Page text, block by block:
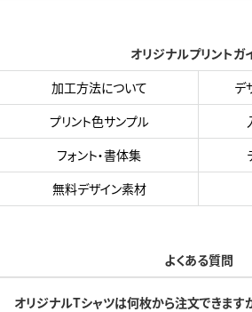
オリジナルプリントガ
加工方法について
デ
プリント色サンプル
フォント・書体集
無料デザイン素材
よくある質問
オリジナルTシャツは何枚から注文できます